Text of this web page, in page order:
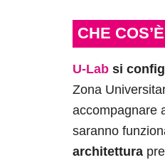
CHE
U-Lab si
Zona
accompagnare
saranno
architettura